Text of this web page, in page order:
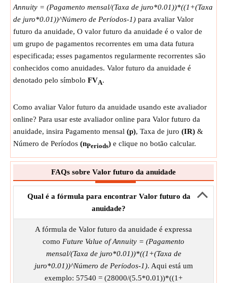
Annuity = (Pagamento mensal/(Taxa de juro*0.01))*((1+(Taxa
de juro*0.01))^Número de Períodos-1) para avaliar Valor
futuro da anuidade, O valor futuro da anuidade é o valor de
um grupo de pagamentos recorrentes em uma data futura
especificada; esses pagamentos regularmente recorrentes são
conhecidos como anuidades. Valor futuro da anuidade é
denotado pelo símbolo FVA.
Como avaliar Valor futuro da anuidade usando este avaliador
online? Para usar este avaliador online para Valor futuro da
anuidade, insira Pagamento mensal (p), Taxa de juro (IR) &
Número de Períodos (nPeriods) e clique no botão calcular.
FAQs sobre Valor futuro da anuidade
Qual é a fórmula para encontrar Valor futuro da
anuidade?
A fórmula de Valor futuro da anuidade é expressa
como Future Value of Annuity = (Pagamento
mensal/(Taxa de juro*0.01))*((1+(Taxa de
juro*0.01))^Número de Períodos-1). Aqui está um
exemplo: 57540 = (28000/(5.5*0.01))*((1+